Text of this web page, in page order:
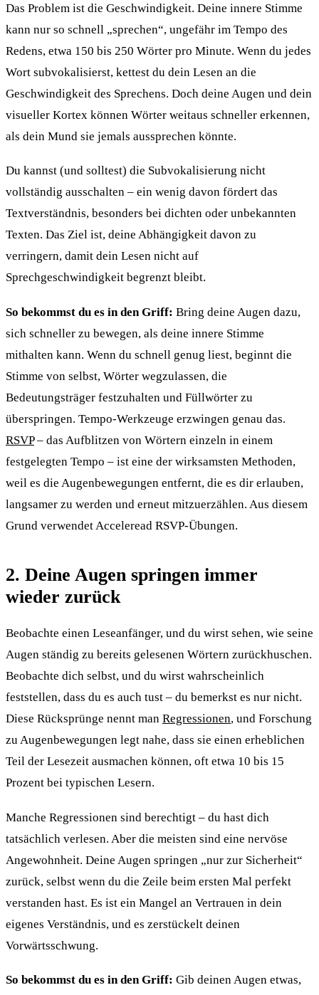
Das Problem ist die Geschwindigkeit. Deine innere Stimme
kann nur so schnell „sprechen“, ungefähr im Tempo des
Redens, etwa 150 bis 250 Wörter pro Minute. Wenn du jedes
Wort subvokalisierst, kettest du dein Lesen an die
Geschwindigkeit des Sprechens. Doch deine Augen und dein
visueller Kortex können Wörter weitaus schneller erkennen,
als dein Mund sie jemals aussprechen könnte.
Du kannst (und solltest) die Subvokalisierung nicht
vollständig ausschalten – ein wenig davon fördert das
Textverständnis, besonders bei dichten oder unbekannten
Texten. Das Ziel ist, deine Abhängigkeit davon zu
verringern, damit dein Lesen nicht auf
Sprechgeschwindigkeit begrenzt bleibt.
So bekommst du es in den Griff: Bring deine Augen dazu,
sich schneller zu bewegen, als deine innere Stimme
mithalten kann. Wenn du schnell genug liest, beginnt die
Stimme von selbst, Wörter wegzulassen, die
Bedeutungsträger festzuhalten und Füllwörter zu
überspringen. Tempo-Werkzeuge erzwingen genau das.
RSVP– das Aufblitzen von Wörtern einzeln in einem
festgelegten Tempo – ist eine der wirksamsten Methoden,
weil es die Augenbewegungen entfernt, die es dir erlauben,
langsamer zu werden und erneut mitzuerzählen. Aus diesem
Grund verwendet Acceleread RSVP-Übungen.
2. Deine Augen springen immer
wieder zurück
Beobachte einen Leseanfänger, und du wirst sehen, wie seine
Augen ständig zu bereits gelesenen Wörtern zurückhuschen.
Beobachte dich selbst, und du wirst wahrscheinlich
feststellen, dass du es auch tust – du bemerkst es nur nicht.
Diese Rücksprünge nennt man Regressionen, und Forschung
zu Augenbewegungen legt nahe, dass sie einen erheblichen
Teil der Lesezeit ausmachen können, oft etwa 10 bis 15
Prozent bei typischen Lesern.
Manche Regressionen sind berechtigt – du hast dich
tatsächlich verlesen. Aber die meisten sind eine nervöse
Angewohnheit. Deine Augen springen „nur zur Sicherheit“
zurück, selbst wenn du die Zeile beim ersten Mal perfekt
verstanden hast. Es ist ein Mangel an Vertrauen in dein
eigenes Verständnis, und es zerstückelt deinen
Vorwärtsschwung.
So bekommst du es in den Griff: Gib deinen Augen etwas,